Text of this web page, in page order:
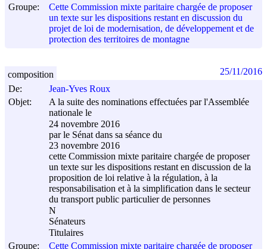
Groupe:
Cette Commission mixte paritaire chargée de proposer
un texte sur les dispositions restant en discussion du
projet de loi de modernisation, de développement et de
protection des territoires de montagne
De:
Jean-Yves Roux
Objet:
A la suite des nominations effectuées par l'Assemblée
nationale le
24 novembre 2016
par le Sénat dans sa séance du
23 novembre 2016
cette Commission mixte paritaire chargée de proposer
un texte sur les dispositions restant en discussion de la
proposition de loi relative à la régulation, à la
responsabilisation et à la simplification dans le secteur
du transport public particulier de personnes
N
Sénateurs
Titulaires
Groupe:
Cette Commission mixte paritaire chargée de proposer
composition 25/11/2016